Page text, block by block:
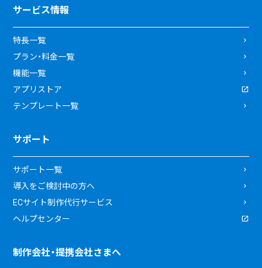
サービス情報
特長一覧
プラン・料金一覧
機能一覧
アプリストア
テンプレート一覧
サポート
サポート一覧
導入をご検討中の方へ
ECサイト制作代行サービス
ヘルプセンター
制作会社・提携会社さまへ